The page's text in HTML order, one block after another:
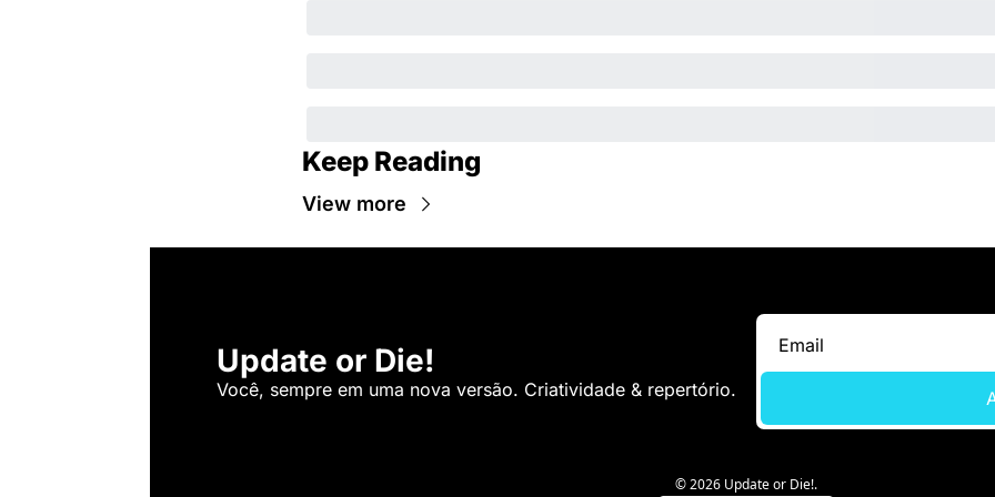
Keep Reading
View more
Update or Die!
Você, sempre em uma nova versão. Criatividade & repertório.
© 2026 Update or Die!.